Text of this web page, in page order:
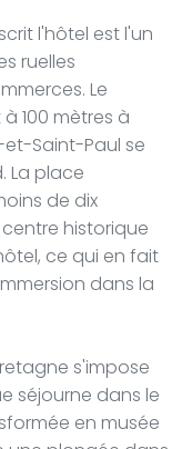
l'hôtel est l'un
ruelles
Le
100 mètres à
Saint-Paul se
La place
de dix
historique
ce qui en fait
dans la
s'impose
séjourne dans le
en musée